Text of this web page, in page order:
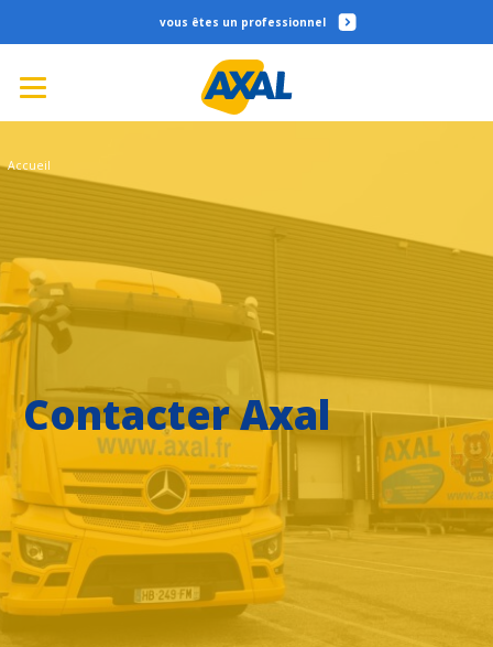
professionnel
Contacter Axal
Accueil